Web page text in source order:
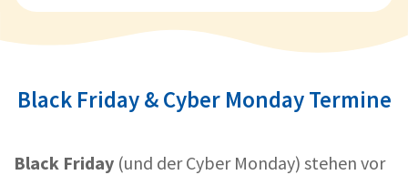
Black Friday & Cyber Monday Termine
Black Friday (und der Cyber Monday) stehen vor